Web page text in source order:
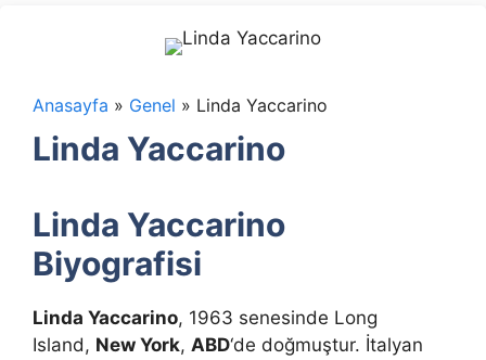
Anasayfa » Genel » Linda Yaccarino
Linda Yaccarino
Linda Yaccarino
Biyografisi
Linda Yaccarino, 1963 senesinde Long
Island, New York, ABD‘de doğmuştur. İtalyan